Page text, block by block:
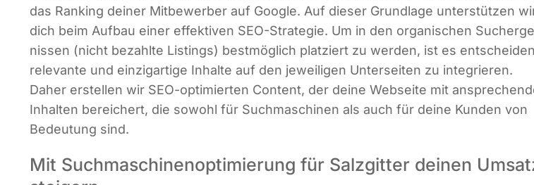
das Ran­king dei­ner Mit­be­wer­ber auf Goog­le. Auf die­ser Grund­la­ge unter­stüt­zen
dich beim Auf­bau einer effek­ti­ven SEO-Stra­te­gie. Um in den orga­ni­schen
nis­sen (nicht bezahl­te Lis­tings) best­mög­lich plat­ziert zu wer­den, ist es
rele­van­te und ein­zig­ar­ti­ge Inhal­te auf den jewei­li­gen Unter­sei­ten zu inte­grie­ren.
Daher erstel­len wir SEO-opti­mier­ten Con­tent, der dei­ne Web­sei­te mit
Inhal­ten berei­chert, die sowohl für Such­ma­schi­nen als auch für dei­ne Kun­den von
Bedeu­tung sind.
Mit Suchmaschinen­optimierung für Salzgitter deinen